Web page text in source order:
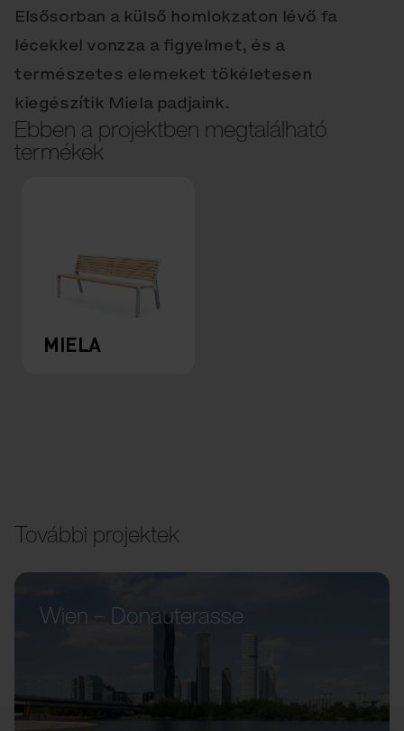
Elsősorban a külső homlokzaton lévő fa
lécekkel vonzza a figyelmet, és a
természetes elemeket tökéletesen
kiegészítik Miela padjaink.
Ebben a projektben megtalálható
termékek
MIELA
További projektek
Wien – Donauterasse